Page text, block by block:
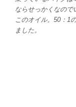
ならせっかくなので
このオイル。50：1
ました。